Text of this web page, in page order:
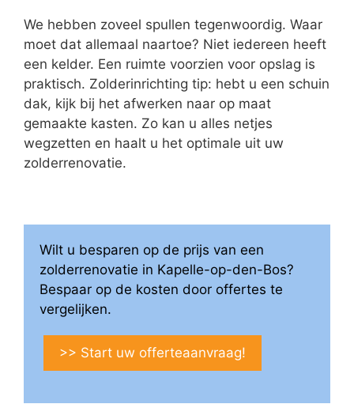
We hebben zoveel spullen tegenwoordig. Waar
moet dat allemaal naartoe? Niet iedereen heeft
een kelder. Een ruimte voorzien voor opslag is
praktisch. Zolderinrichting tip: hebt u een schuin
dak, kijk bij het afwerken naar op maat
gemaakte kasten. Zo kan u alles netjes
wegzetten en haalt u het optimale uit uw
zolderrenovatie.
Wilt u besparen op de prijs van een
zolderrenovatie in Kapelle-op-den-Bos?
Bespaar op de kosten door offertes te
vergelijken.
>> Start uw offerteaanvraag!